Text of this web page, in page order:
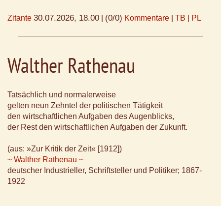
Zitante 30.07.2026, 18.00 (0/0) Kommentare TB PL
Walther Rathenau
Tatsächlich und normalerweise
gelten neun Zehntel der politischen Tätigkeit
den wirtschaftlichen Aufgaben des Augenblicks,
der Rest den wirtschaftlichen Aufgaben der Zukunft.
(aus: »Zur Kritik der Zeit« [1912])
~ Walther Rathenau ~
deutscher Industrieller, Schriftsteller und Politiker; 1867-
1922